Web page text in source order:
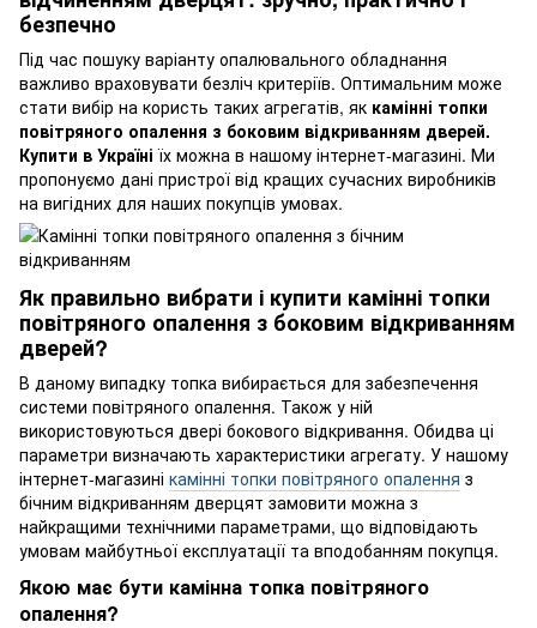
безпечно
Під час пошуку варіанту опалювального обладнання
важливо враховувати безліч критеріїв. Оптимальним може
стати вибір на користь таких агрегатів, як камінні топки
повітряного опалення з боковим відкриванням дверей.
Купити в Україні їх можна в нашому інтернет-магазині. Ми
пропонуємо дані пристрої від кращих сучасних виробників
на вигідних для наших покупців умовах.
Як правильно вибрати і купити камінні топки
повітряного опалення з боковим відкриванням
дверей?
В даному випадку топка вибирається для забезпечення
системи повітряного опалення. Також у ній
використовуються двері бокового відкривання. Обидва ці
параметри визначають характеристики агрегату. У нашому
інтернет-магазині камінні топки повітряного опалення з
бічним відкриванням дверцят замовити можна з
найкращими технічними параметрами, що відповідають
умовам майбутньої експлуатації та вподобанням покупця.
Якою має бути камінна топка повітряного
опалення?